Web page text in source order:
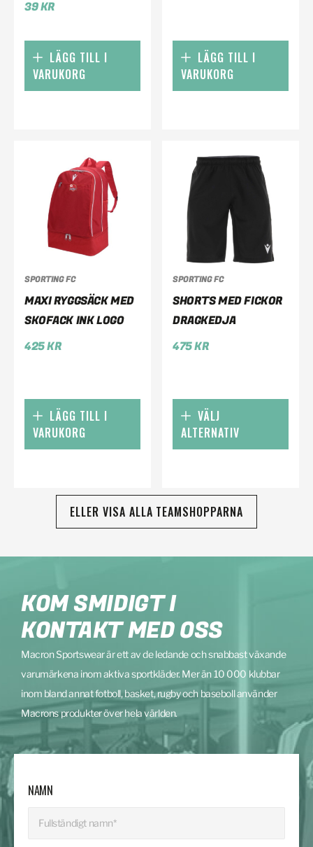
39KR
LÄGG TILL I
VARUKORG
LÄGG TILL I
VARUKORG
SPORTING FC
MAXI RYGGSÄCK MED
SKOFACK INK LOGO
425KR
LÄGG TILL I
VARUKORG
SPORTING FC
SHORTS MED FICKOR
DRAGKEDJA
475KR
VÄLJ
ALTERNATIV
ELLER VISA ALLA TEAMSHOPPARNA
KOM SMIDIGT I
KONTAKT MED OSS
Macron Sportswear är ett av de ledande och snabbast växande
varumärkena inom aktiva sportkläder. Mer än 10 000 klubbar
inom bland annat fotboll, basket, rugby och baseboll använder
Macrons produkter över hela världen.
NAMN